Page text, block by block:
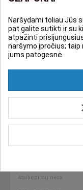
LAUŽAVIETĖS
Atsiliepimų nėra
Naršydami toliau Jūs
pat galite sutikti ir su
atpažinti
naršymo įpročius; taip
jums patogesnė.